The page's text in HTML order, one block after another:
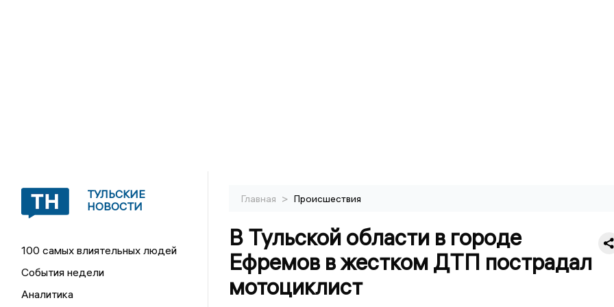
ТУЛЬСКИЕ
НОВОСТИ
100 самых влиятельных людей
События недели
Аналитика
Главная > Происшествия
В Тульской области в городе
Ефремов в жестком ДТП пострадал
мотоциклист